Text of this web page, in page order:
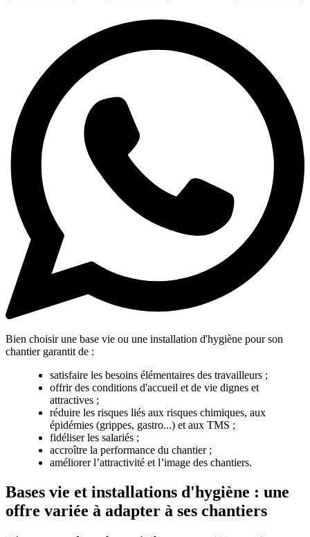
Bien choisir une base vie ou une installation d'hygiène pour son
chantier garantit de :
satisfaire les besoins élémentaires des travailleurs ;
offrir des conditions d'accueil et de vie dignes et
attractives ;
réduire les risques liés aux risques chimiques, aux
épidémies (grippes, gastro...) et aux TMS ;
fidéliser les salariés ;
accroître la performance du chantier ;
améliorer l’attractivité et l’image des chantiers.
Bases vie et installations d'hygiène : une
offre variée à adapter à ses chantiers